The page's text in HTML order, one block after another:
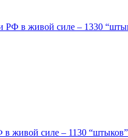
РФ в живой силе – 1330
живой силе – 1130